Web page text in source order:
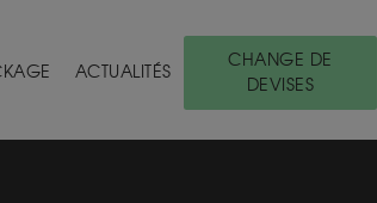
ACTUALITÉS
CHANGE DE
DEVISES